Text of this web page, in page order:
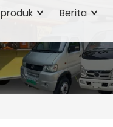
produk Berita